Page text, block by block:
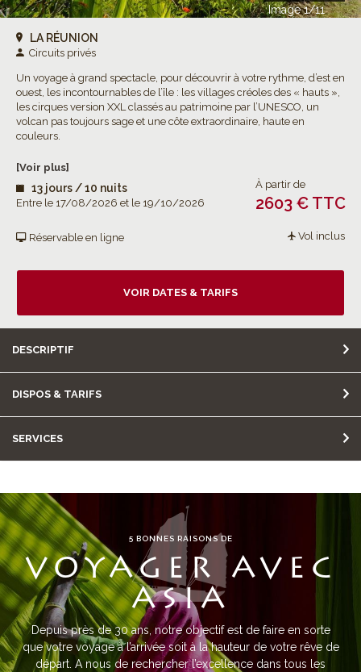
Image 1/11
LA RÉUNION
Circuits privés
Un voyage à grand spectacle, pour découvrir à votre rythme, d’est en
ouest, les incontournables de l’île : les villages créoles des « hauts »,
les cirques version XXL classés au patrimoine par l’UNESCO, un
volcan pas toujours sage et une côte extraordinaire, haute en
couleurs.
[Voir plus]
13 jours / 10 nuits
Entre le 17/08/2026 et le 19/10/2026
À partir de
2603 € TTC
Réservable en ligne Vol inclus
VOIR DATES & TARIFS
DESCRIPTIF
DISPOS & TARIFS
SERVICES
5 BONNES RAISONS DE
VOYAGER AVEC
ASIA
Depuis près de 30 ans, notre objectif est de faire en sorte
que votre voyage à l’arrivée soit à la hauteur de votre rêve de
départ. A nous de rechercher l’excellence dans tous les